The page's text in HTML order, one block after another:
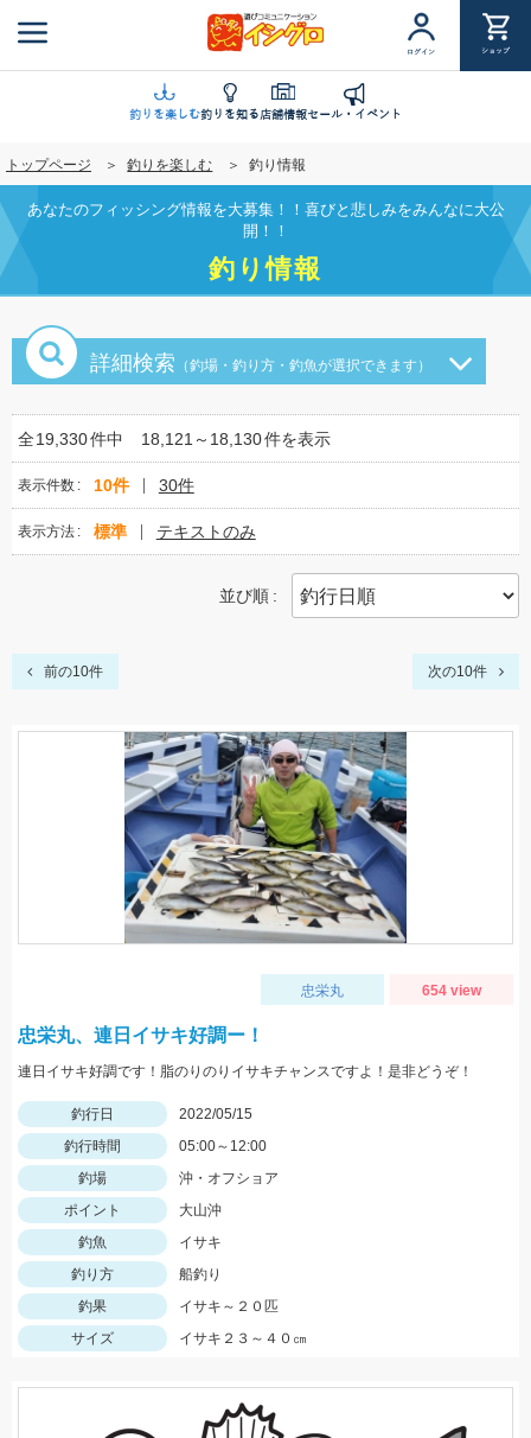
ン
に
移
動
ログイン ショップ
釣りを楽しむ釣りを知る店舗情報セール・イベント
トップページ 釣りを楽しむ 釣り情報
あなたのフィッシング情報を大募集！！喜びと悲しみをみんなに大公
開！！
釣り情報
詳細検索 （釣場・釣り方・釣魚が選択できます）
全19,330件中 18,121～18,130件を表示
表示件数 10件 30件
表示方法 標準 テキストのみ
並び順
前の10件 次の10件
忠栄丸 654 view
忠栄丸、連日イサキ好調ー！
連日イサキ好調です！脂のりのりイサキチャンスですよ！是非どうぞ！
釣行日
2022/05/15
釣行時間
05:00～12:00
釣場
沖・オフショア
ポイント
大山沖
釣魚
イサキ
釣り方
船釣り
釣果
イサキ～２０匹
サイズ
イサキ２３～４０㎝